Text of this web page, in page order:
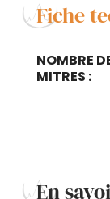
Fiche
NOMBRE
MITRES :
En